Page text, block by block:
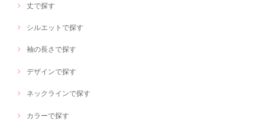
丈で探す
シルエットで探す
袖の長さで探す
デザインで探す
ネックラインで探す
カラーで探す